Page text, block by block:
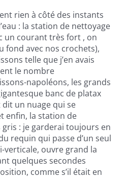
rien à côté des instants
: la station de nettoyage
un courant très fort , on
fond avec nos crochets),
telle que j’en avais
le nombre
napoléons, les grands
banc de platax
un nuage qui se
enfin, la station de
: je garderai toujours en
requin qui passe d’un seul
verticale, ouvre grand la
quelques secondes
comme s’il était en